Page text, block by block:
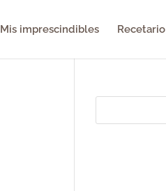
Mis imprescindibles Recetario